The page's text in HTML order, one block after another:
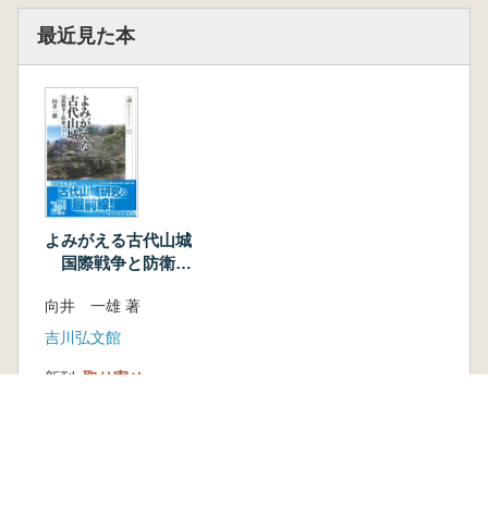
最近見た本
よみがえる古代山城
国際戦争と防衛ラ
向井 一雄 著
吉川弘文館
新刊 取り寄せ